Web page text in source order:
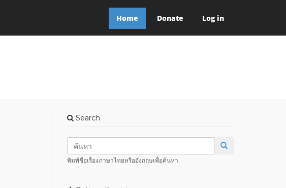
Home Donate Log in
Search
พิมพ์ชื่อเรื่องภาษาไทยหรืออังกฤษเพื่อค้นหา